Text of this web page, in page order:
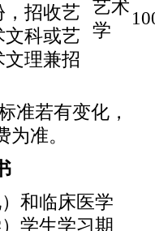
，招收艺
文科或艺
文理兼招
艺术
学
准若有变化，
准。
和临床医学
学生学习期